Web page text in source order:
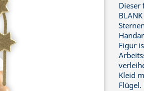
Dieser
Figur
Kleid